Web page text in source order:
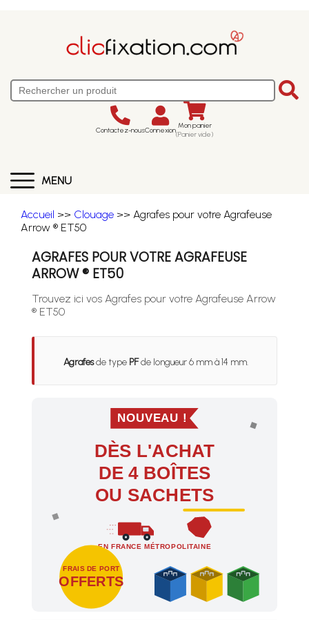
Contactez-nousConnexion Mon panier
(Panier vide)
MENU
Accueil >> Clouage >> Agrafes pour votre Agrafeuse
Arrow ® ET50
AGRAFES POUR VOTRE AGRAFEUSE
ARROW ® ET50
Trouvez ici vos Agrafes pour votre Agrafeuse Arrow
® ET50
Agrafesde type PFde longueur 6 mm à 14 mm.
NOUVEAU !
DÈS L'ACHAT
DE 4 BOÎTES
OU SACHETS
EN FRANCE MÉTROPOLITAINE
FRAIS DE PORT
OFFERTS